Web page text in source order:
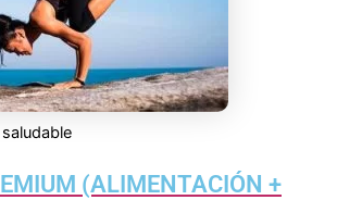
(ALIMENTACIÓN +